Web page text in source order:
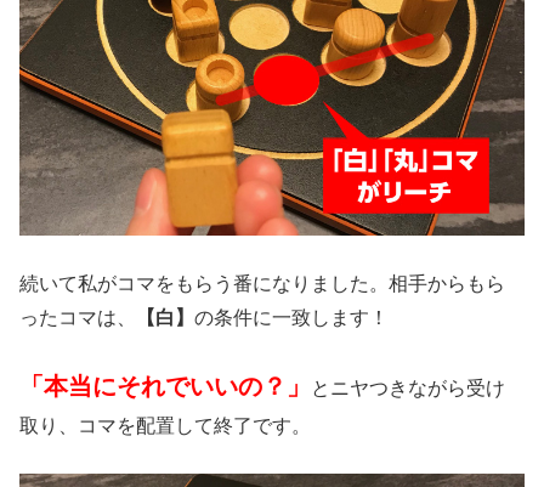
続いて私がコマをもらう番になりました。相手からもら
ったコマは、
【白】の条件に一致します！
「本当にそれでいいの？」
とニヤつきながら受け
取り、コマを配置して終了です。